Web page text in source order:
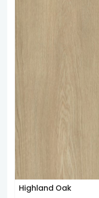
Highland Oak